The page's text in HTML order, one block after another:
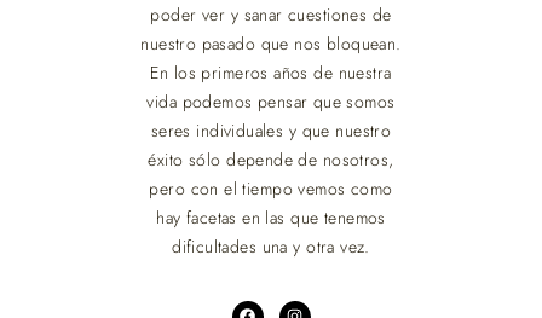
poder ver y sanar cuestiones de
nuestro pasado que nos bloquean.
En los primeros años de nuestra
vida podemos pensar que somos
seres individuales y que nuestro
éxito sólo depende de nosotros,
pero con el tiempo vemos como
hay facetas en las que tenemos
dificultades una y otra vez.